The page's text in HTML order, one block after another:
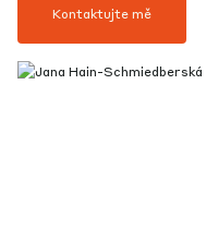
Kontaktujte mě